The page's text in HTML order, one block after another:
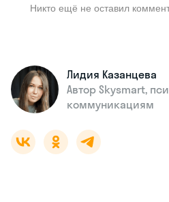
Никто ещё не оставил
Лидия Казанцева
Автор Skysmart,
коммуникациям